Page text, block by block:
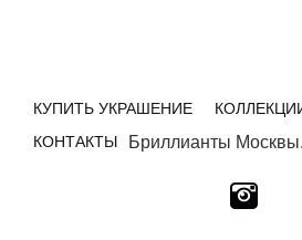
КУПИТЬ УКРАШЕНИЕ
КОНТАКТЫ
Бриллианты Москвы.